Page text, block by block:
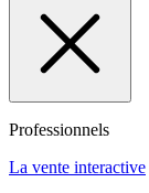
Professionnels
La vente interactive